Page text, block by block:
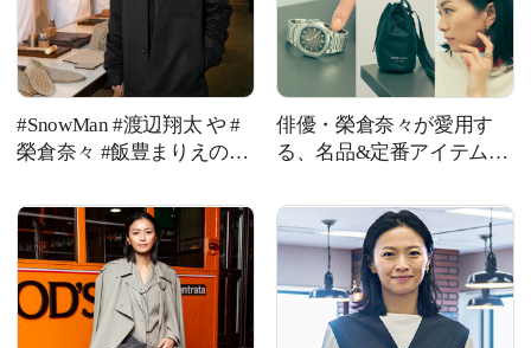
#SnowMan #渡辺翔太 や #
榮倉奈々 #飯豊まりえの着
ッズ】2026年春夏 ウィメ
ンズ コレクション
俳優・榮倉奈々が愛用す
る、名品&定番アイテムを
入りvol.1】